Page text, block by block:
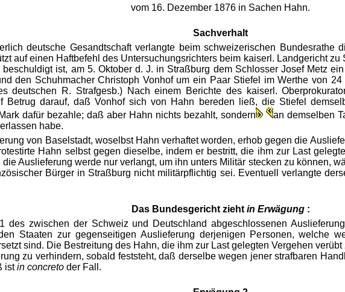
vom 16. Dezember 1876 in Sachen Hahn.
Sachverhalt
deutsche Gesandtschaft verlangte beim schweizerischen Bundesrathe
auf einen Haftbefehl des Untersuchungsrichters beim kaiserl. Landgericht zu
ist, am 5. Oktober d. J. in Straßburg dem Schlosser Josef Metz
den Schuhmacher Christoph Vonhof um ein Paar Stiefel im Werthe von
deutschen R. Strafgesb.) Nach einem Berichte des kaiserl.
Betrug darauf, daß Vonhof sich von Hahn bereden ließ, die Stiefel
dafür bezahle; daß aber Hahn nichts bezahlt, sondern
an demselben
habe.
von Baselstadt, woselbst Hahn verhaftet worden, erhob gegen die
Hahn selbst gegen dieselbe, indem er bestritt, die ihm zur Last
die Auslieferung werde nur verlangt, um ihn unters Militär stecken zu können,
Bürger in Straßburg nicht militärpflichtig sei. Eventuell verlangte
Das Bundesgericht zieht in Erwägung:
des zwischen der Schweiz und Deutschland abgeschlossenen
Staaten zur gegenseitigen Auslieferung derjenigen Personen, welche
sind. Die Bestreitung des Hahn, die ihm zur Last gelegten Vergehen
zu verhindern, sobald feststeht, daß derselbe wegen jener strafbaren
istin concreto der Fall.